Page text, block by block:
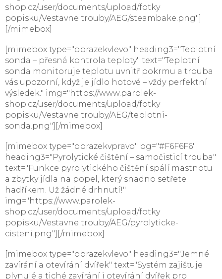
shop.cz/user/documents/upload/fotky
popisku/Vestavne trouby/AEG/steambake.png"]
[/mimebox]
[mimebox type="obrazekvlevo" heading3="Teplotní
sonda – přesná kontrola teploty" text="Teplotní
sonda monitoruje teplotu uvnitř pokrmu a trouba
vás upozorní, když je jídlo hotové – vždy perfektní
výsledek." img="https://www.parolek-
shop.cz/user/documents/upload/fotky
popisku/Vestavne trouby/AEG/teplotni-
sonda.png"][/mimebox]
[mimebox type="obrazekvpravo" bg="#F6F6F6"
heading3="Pyrolytické čištění – samočisticí trouba"
text="Funkce pyrolytického čištění spálí mastnotu
a zbytky jídla na popel, který snadno setřete
hadříkem. Už žádné drhnutí!"
img="https://www.parolek-
shop.cz/user/documents/upload/fotky
popisku/Vestavne trouby/AEG/pyrolyticke-
cisteni.png"][/mimebox]
[mimebox type="obrazekvlevo" heading3="Jemné
zavírání a otevírání dvířek" text="Systém zajišťuje
plynulé a tiché zavírání i otevírání dvířek pro